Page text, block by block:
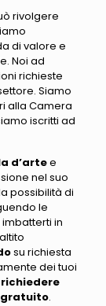
rivolgere
di valore e
Noi ad
richieste
Siamo
alla Camera
iscritti ad
d’artee
nel suo
possibilità di
le
in
su richiesta
dei tuoi
richiedere
.